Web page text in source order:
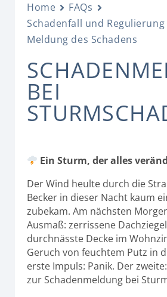
Home
FAQs
Schadenfall und Regulierung
Meldung des Schadens
BEI
Ein Sturm, der alles
Der Wind heulte durch die
Becker in dieser Nacht kaum
zubekam. Am nächsten
Ausmaß: zerrissene
durchnässte Decke im
Geruch von feuchtem Putz in
erste Impuls: Panik. Der
zur Schadenmeldung bei